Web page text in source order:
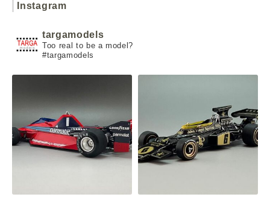
Instagram
targamodels
Too real to be a model?
#targamodels